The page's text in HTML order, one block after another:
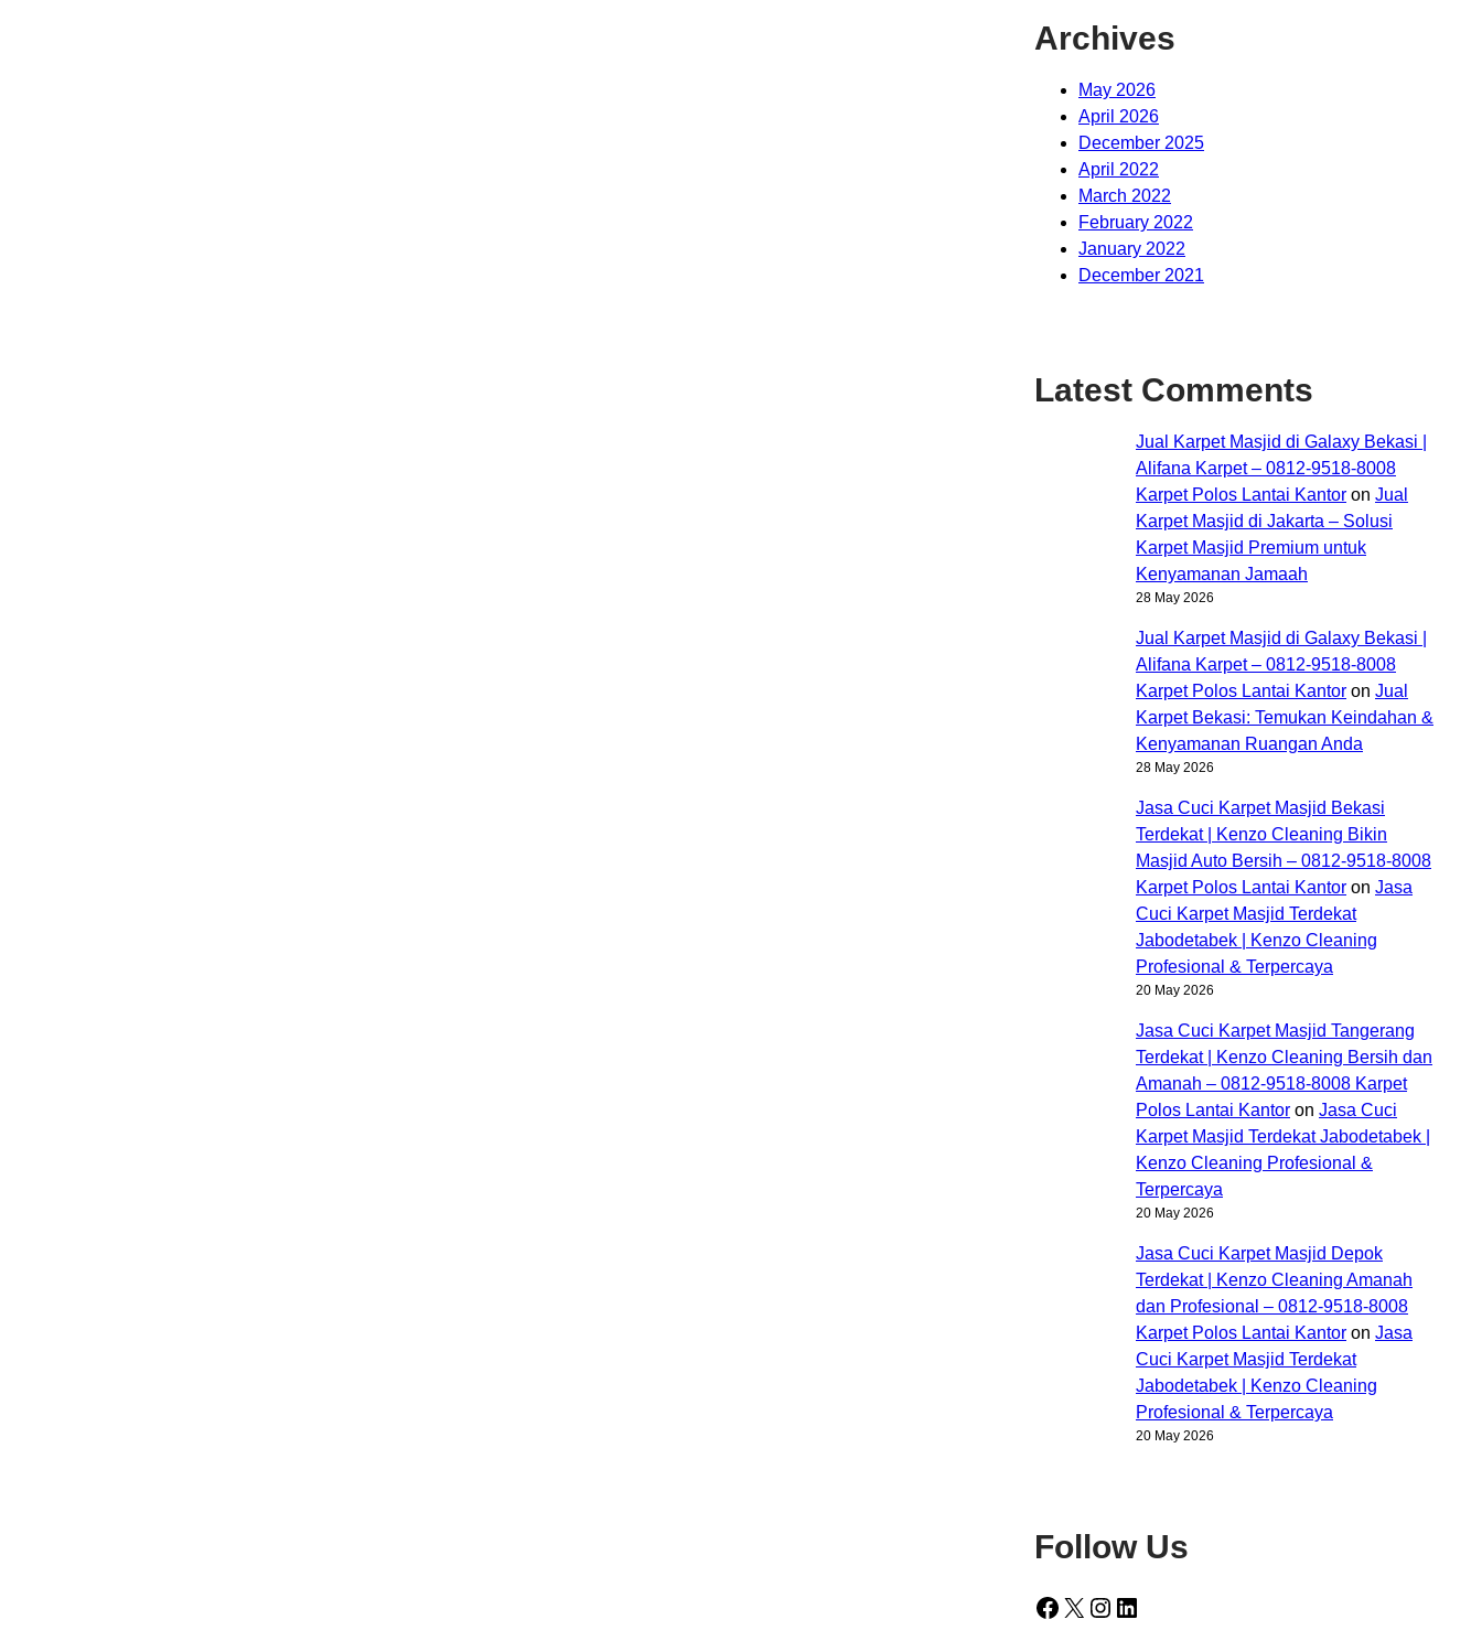
Archives
May 2026
April 2026
December 2025
April 2022
March 2022
February 2022
January 2022
December 2021
Latest Comments
Jual Karpet Masjid di Galaxy Bekasi |
Alifana Karpet – 0812-9518-8008
Karpet Polos Lantai Kantor on Jual
Karpet Masjid di Jakarta – Solusi
Karpet Masjid Premium untuk
Kenyamanan Jamaah
28 May 2026
Jual Karpet Masjid di Galaxy Bekasi |
Alifana Karpet – 0812-9518-8008
Karpet Polos Lantai Kantor on Jual
Karpet Bekasi: Temukan Keindahan &
Kenyamanan Ruangan Anda
28 May 2026
Jasa Cuci Karpet Masjid Bekasi
Terdekat | Kenzo Cleaning Bikin
Masjid Auto Bersih – 0812-9518-8008
Karpet Polos Lantai Kantor on Jasa
Cuci Karpet Masjid Terdekat
Jabodetabek | Kenzo Cleaning
Profesional & Terpercaya
20 May 2026
Jasa Cuci Karpet Masjid Tangerang
Terdekat | Kenzo Cleaning Bersih dan
Amanah – 0812-9518-8008 Karpet
Polos Lantai Kantor on Jasa Cuci
Karpet Masjid Terdekat Jabodetabek |
Kenzo Cleaning Profesional &
Terpercaya
20 May 2026
Jasa Cuci Karpet Masjid Depok
Terdekat | Kenzo Cleaning Amanah
dan Profesional – 0812-9518-8008
Karpet Polos Lantai Kantor on Jasa
Cuci Karpet Masjid Terdekat
Jabodetabek | Kenzo Cleaning
Profesional & Terpercaya
20 May 2026
Follow Us
Facebook X Instagram LinkedIn